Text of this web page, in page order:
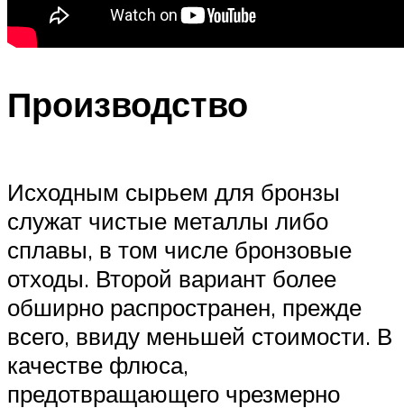
Производство
Исходным сырьем для бронзы
служат чистые металлы либо
сплавы, в том числе бронзовые
отходы. Второй вариант более
обширно распространен, прежде
всего, ввиду меньшей стоимости. В
качестве флюса,
предотвращающего чрезмерно